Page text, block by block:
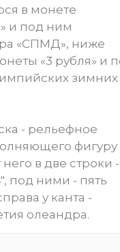
в монете
и под ним
«СПМД», ниже
«3 рубля» и
зимних
- рельефное
фигуру
в две строки -
под ними - пять
у канта -
олеандра.